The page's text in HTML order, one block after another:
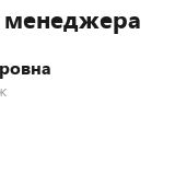
менеджера